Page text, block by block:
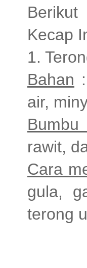
Berikut
Kecap
1.
Bahan
air,
Bumbu
rawit,
Cara
gula,
terong